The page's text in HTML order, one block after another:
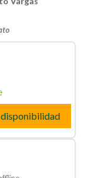
disponibilidad